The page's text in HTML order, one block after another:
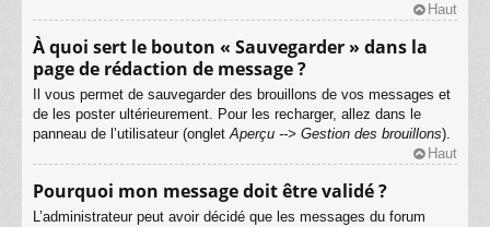
Haut
À quoi sert le bouton « Sauvegarder » dans la
page de rédaction de message ?
Il vous permet de sauvegarder des brouillons de vos messages et
de les poster ultérieurement. Pour les recharger, allez dans le
panneau de l’utilisateur (ongletAperçu --> Gestion des brouillons).
Haut
Pourquoi mon message doit être validé ?
L’administrateur peut avoir décidé que les messages du forum